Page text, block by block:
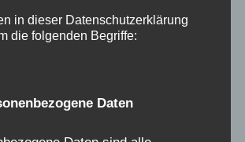
63.
in dieser Datenschutzerklärung
die folgenden Begriffe:
Daten